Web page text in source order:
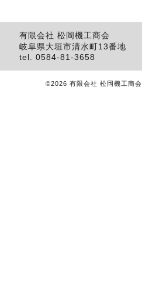
有限会社 松岡機工商会
岐阜県大垣市清水町13番地
tel.0584-81-3658
©2026 有限会社 松岡機工商会